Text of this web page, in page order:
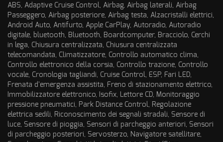
ABS, Adaptive Cruise Control, Airbag, Airbag laterali, Airbag
Passeggero, Airbag posteriore, Airbag testa, Alzacristalli elettrici,
Android Auto, Antifurto, Apple CarPlay, Autoradio, Autoradio
digitale, bluetooth, Bluetooth, Boardcomputer, Bracciolo, Cerchi
in lega, Chiusura centralizzata, Chiusura centralizzata
telecomandata, Climatizzatore, Controllo automatico clima,
Controllo elettronico della corsia, Controllo trazione, Controllo
vocale, Cronologia tagliandi, Cruise Control, ESP, Fari LED,
Frenata d'emergenza assistita, Freno di stazionamento elettrico,
Immobilizzatore elettronico, Isofix, Lettore CD, Monitoraggio
pressione pneumatici, Park Distance Control, Regolazione
elettrica sedili, Riconoscimento dei segnali stradali, Sensore di
luce, Sensore di pioggia, Sensori di parcheggio anteriori, Sensori
di parcheggio posteriori, Servosterzo, Navigatore satellitare,